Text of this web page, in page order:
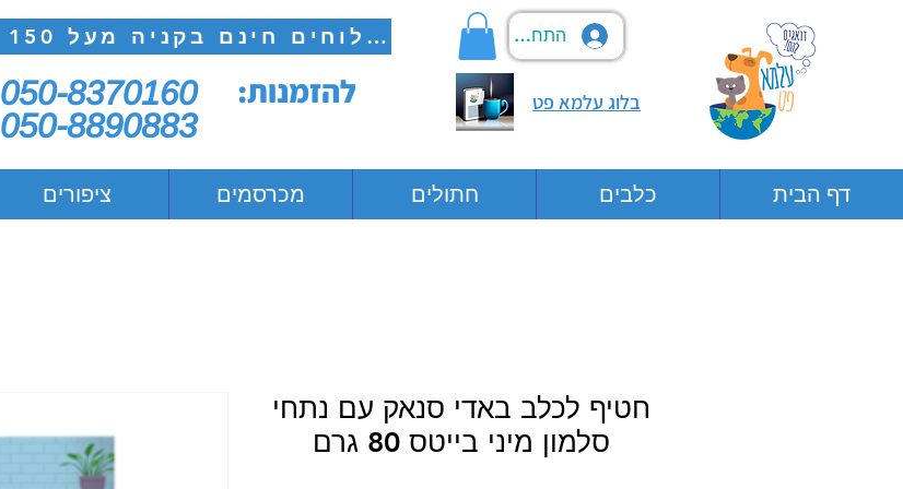
משלוחים חינם בקניה מעל 150 ש"ח
050-8370160
050-8890883
להזמנות:
התחבר
בלוג עלמא פט
ציפורים מכרסמים חתולים כלבים דף הבית
חטיף לכלב באדי סנאק עם נתחי
סלמון מיני בייטס 80 גרם